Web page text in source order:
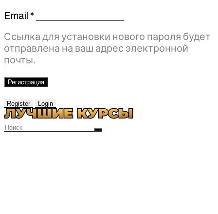
Email *Обязательно
Ссылка для установки нового пароля будет
отправлена ​​на ваш адрес электронной
почты.
Регистрация
Register Login